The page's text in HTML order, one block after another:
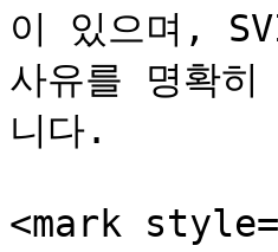
이 있으며,
사유를 명확
니다.
<mark